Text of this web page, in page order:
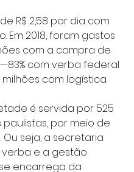
R$ 2,58 por dia com
Em 2018, foram gastos
com a compra de
com verba federal
milhões com logística.
é servida por 525
paulistas, por meio de
Ou seja, a secretaria
e a gestão
encarrega da